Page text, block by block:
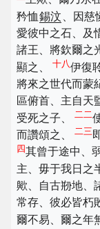
矜恤錫汶 、因
愛彼中之石、及
諸王、將欽爾之
顯之、 十八伊復
將來之世代而蒙
區俯首、主自天
受死之子、
二二
而讚頌之、
二三
四其曾于途中、
主、毋于我日之
歟、自古剙地、
常存、彼必皆朽
爾不易、爾之年